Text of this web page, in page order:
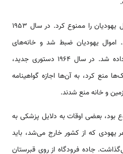
در سال ۱۹۴۸ دولت، فروش اموال یهودیان را ممنوع کرد. در سال ۱۹۵۳
یهودیان ضبط شد و خانه‌‌‌‌‌‌‌‌‌‌‌های
یهودیان به ‌‌‌‌‌‌‌‌‌‌مهاجران فلسطینی داده شد. در سال ۱۹۶۴ دستوری جدید،
منع کرد، به آن‌‌‌‌‌‌‌‌‌‌‌ها اجازه گواهینامه
و خانه منع شدند.
بود، بعضی اوقات به دلایل پزشکی به
یهودی که از کشور خارج ‌‌‌‌‌‌‌‌‌‌می‌شد، باید
جاده فرودگاه از روی قبرستان